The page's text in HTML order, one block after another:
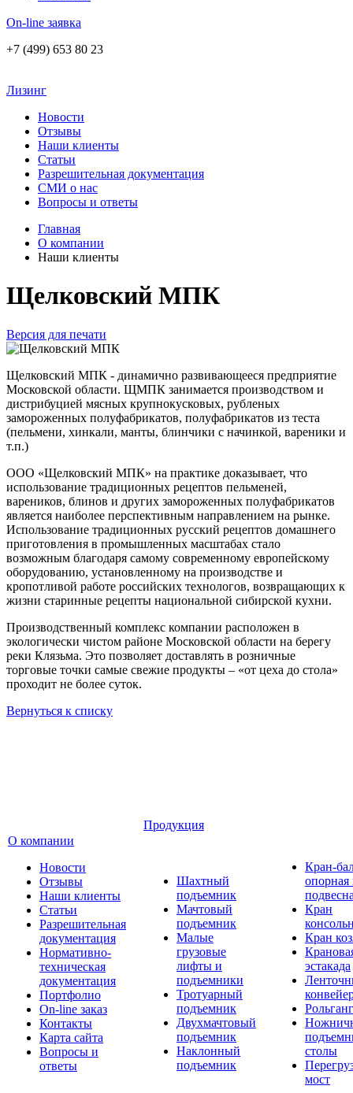
On-line заявка
+7 (499) 653 80 23
Лизинг
Новости
Отзывы
Наши клиенты
Статьи
Разрешительная документация
СМИ о нас
Вопросы и ответы
Главная
О компании
Наши клиенты
Щелковский МПК
Версия для печати
Щелковский МПК - динамично развивающееся предприятие
Московской области. ЩМПК занимается производством и
дистрибуцией мясных крупнокусковых, рубленых
замороженных полуфабрикатов, полуфабрикатов из теста
(пельмени, хинкали, манты, блинчики с начинкой, вареники и
т.п.)
ООО «Щелковский МПК» на практике доказывает, что
использование традиционных рецептов пельменей,
вареников, блинов и других замороженных полуфабрикатов
является наиболее перспективным направлением на рынке.
Использование традиционных русский рецептов домашнего
приготовления в промышленных масштабах стало
возможным благодаря самому современному европейскому
оборудованию, установленному на производстве и
кропотливой работе российских технологов, возвращающих к
жизни старинные рецепты национальной сибирской кухни.
Производственный комплекс компании расположен в
экологически чистом районе Московской области на берегу
реки Клязьма. Это позволяет доставлять в розничные
торговые точки самые свежие продукты – «от цеха до стола»
проходит не более суток.
Вернуться к списку
О компании
Новости
Отзывы
Наши клиенты
Статьи
Разрешительная
документация
Нормативно-
техническая
документация
Портфолио
On-line заказ
Контакты
Карта сайта
Вопросы и
ответы
Продукция
Шахтный
подъемник
Мачтовый
подъемник
Малые
грузовые
лифты и
подъемники
Тротуарный
подъемник
Двухмачтовый
подъемник
Наклонный
подъемник
Кран-
опорная
Кран
Кран
эстакада
столы
мост